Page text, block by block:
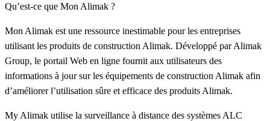
Qu’est-ce que Mon Alimak ?
Mon Alimak est une ressource inestimable pour les entreprises
utilisant les produits de construction Alimak. Développé par Alimak
Group, le portail Web en ligne fournit aux utilisateurs des
informations à jour sur les équipements de construction Alimak afin
d’améliorer l’utilisation sûre et efficace des produits Alimak.
My Alimak utilise la surveillance à distance des systèmes ALC